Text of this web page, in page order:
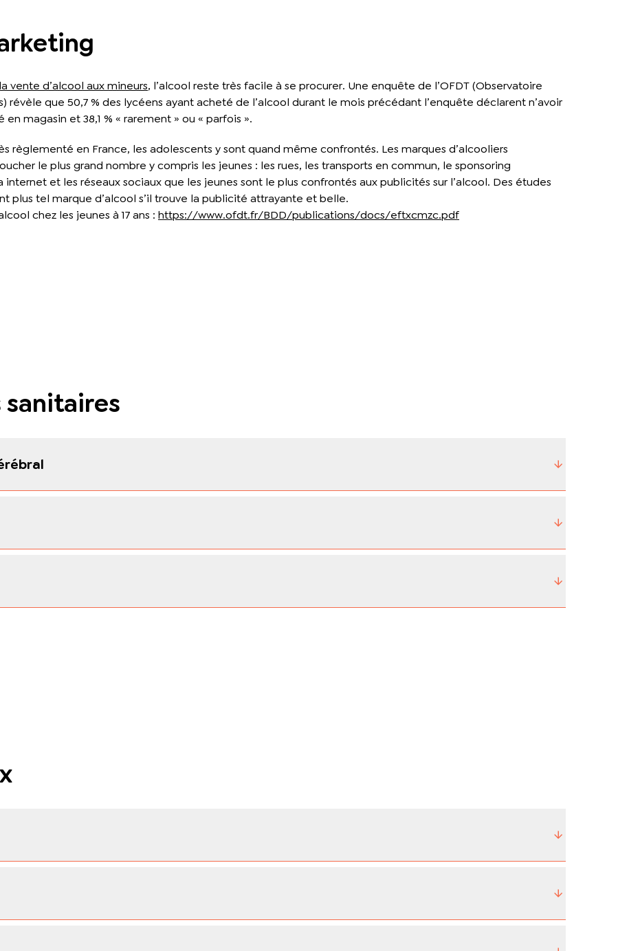
vente d’alcool aux mineurs, l’alcool reste très facile à se procurer. Une enquête de l’OFDT (Observatoire
que 50,7 % des lycéens ayant acheté de l’alcool durant le mois précédant l’enquête déclarent n’avoir
magasin et 38,1 % « rarement » ou « parfois ».
règlementé en France, les adolescents y sont quand même confrontés. Les marques d’alcooliers
le plus grand nombre y compris les jeunes : les rues, les transports en commun, le sponsoring
internet et les réseaux sociaux que les jeunes sont le plus confrontés aux publicités sur l’alcool. Des études
plus tel marque d’alcool s’il trouve la publicité attrayante et belle.
chez les jeunes à 17 ans : https://www.ofdt.fr/BDD/publications/docs/eftxcmzc.pdf
sanitaires